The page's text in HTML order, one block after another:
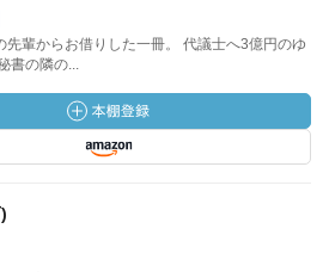
先輩からお借りした一冊。 代議士へ3億円のゆ
書の隣の...